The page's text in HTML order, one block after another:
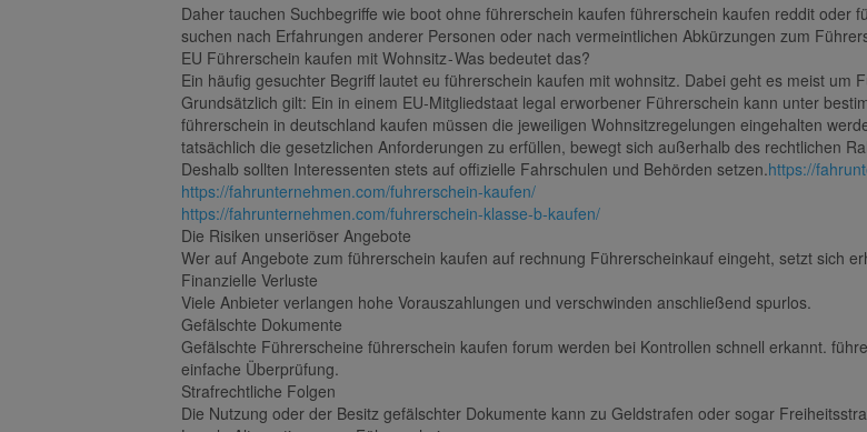
Daher tauchen Suchbegriffe wie boot ohne führerschein kaufen führerschein kaufen reddit
suchen nach Erfahrungen anderer Personen oder nach vermeintlichen Abkürzungen zum
EU Führerschein kaufen mit Wohnsitz - Was bedeutet das?
Ein häufig gesuchter Begriff lautet eu führerschein kaufen mit wohnsitz. Dabei geht es meist um
Grundsätzlich gilt: Ein in einem EU-Mitgliedstaat legal erworbener Führerschein kann unter
führerschein in deutschland kaufen müssen die jeweiligen Wohnsitzregelungen eingehalten
tatsächlich die gesetzlichen Anforderungen zu erfüllen, bewegt sich außerhalb des rechtlichen
Deshalb sollten Interessenten stets auf offizielle Fahrschulen und Behörden setzen.https://
https://fahrunternehmen.com/fuhrerschein-kaufen/
https://fahrunternehmen.com/fuhrerschein-klasse-b-kaufen/
Die Risiken unseriöser Angebote
Wer auf Angebote zum führerschein kaufen auf rechnung Führerscheinkauf eingeht, setzt sich
Finanzielle Verluste
Viele Anbieter verlangen hohe Vorauszahlungen und verschwinden anschließend spurlos.
Gefälschte Dokumente
Gefälschte Führerscheine führerschein kaufen forum werden bei Kontrollen schnell erkannt.
einfache Überprüfung.
Strafrechtliche Folgen
Die Nutzung oder der Besitz gefälschter Dokumente kann zu Geldstrafen oder sogar